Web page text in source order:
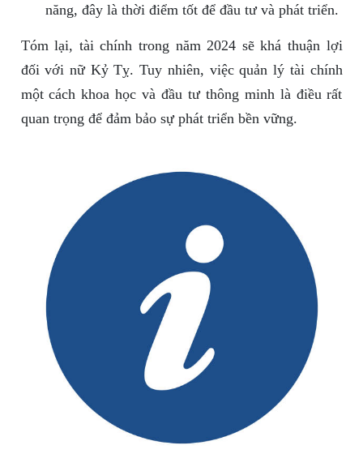
năng, đây là thời điểm tốt để đầu tư và phát triển.
Tóm lại, tài chính trong năm 2024 sẽ khá thuận lợi
đối với nữ Kỷ Tỵ. Tuy nhiên, việc quản lý tài chính
một cách khoa học và đầu tư thông minh là điều rất
quan trọng để đảm bảo sự phát triển bền vững.